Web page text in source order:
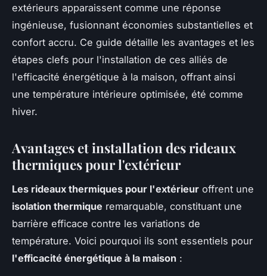
extérieurs apparaissent comme une réponse
ingénieuse, fusionnant économies substantielles et
confort accru. Ce guide détaille les avantages et les
étapes clefs pour l'installation de ces alliés de
l'efficacité énergétique à la maison, offrant ainsi
une température intérieure optimisée, été comme
hiver.
Avantages et installation des rideaux
thermiques pour l'extérieur
Les rideaux thermiques pour l'extérieur offrent une
isolation thermique remarquable, constituant une
barrière efficace contre les variations de
température. Voici pourquoi ils sont essentiels pour
l'efficacité énergétique à la maison :